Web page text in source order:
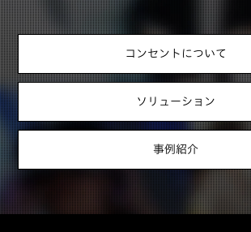
コンセントについて
ソリューション
事例紹介